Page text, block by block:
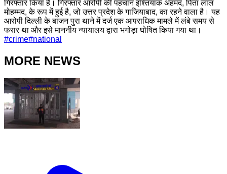
गिरफ्तार किया है। गिरफ्तार आरोपी की पहचान इश्तियाक अहमद, पिता लाल
मोहम्मद, के रूप में हुई है, जो उत्तर प्रदेश के गाजियाबाद, का रहने वाला है। यह
आरोपी दिल्ली के बाजन पुरा थाने में दर्ज एक आपराधिक मामले में लंबे समय से
फरार था और इसे माननीय न्यायालय द्वारा भगोड़ा घोषित किया गया था।
#crime#national
MORE NEWS